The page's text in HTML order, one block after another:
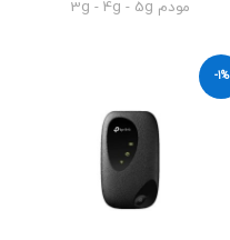
مودم 3g - 4g - 5g
-1%